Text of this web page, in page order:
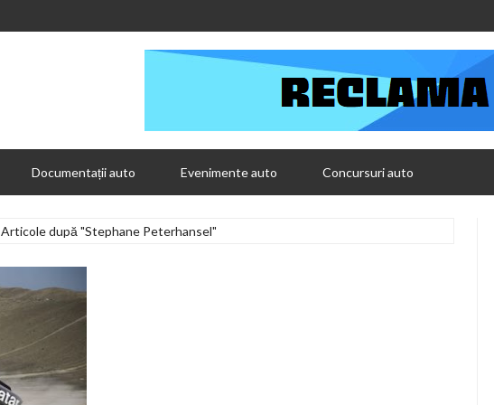
Documentații auto Evenimente auto Concursuri auto
Articole după "Stephane Peterhansel"